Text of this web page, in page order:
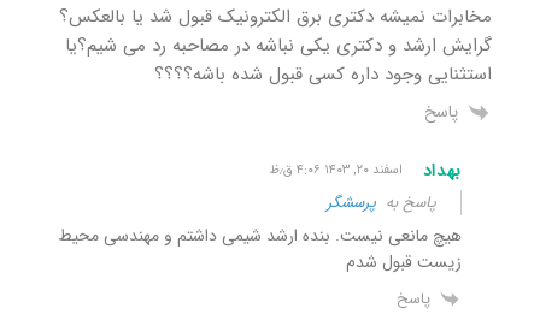
مخابرات نمیشه دکتری برق الکترونیک قبول شد یا بالعکس؟
گرایش ارشد و دکتری یکی نباشه در مصاحبه رد می شیم؟یا
استثنایی وجود داره کسی قبول شده باشه؟؟؟؟
پاسخ
بهداد اسفند ۲۰, ۱۴۰۳ ۴:۰۶ ق٫ظ
پاسخ به پرسشگر
هیچ مانعی نیست. بنده ارشد شیمی داشتم و مهندسی محیط
زیست قبول شدم
پاسخ